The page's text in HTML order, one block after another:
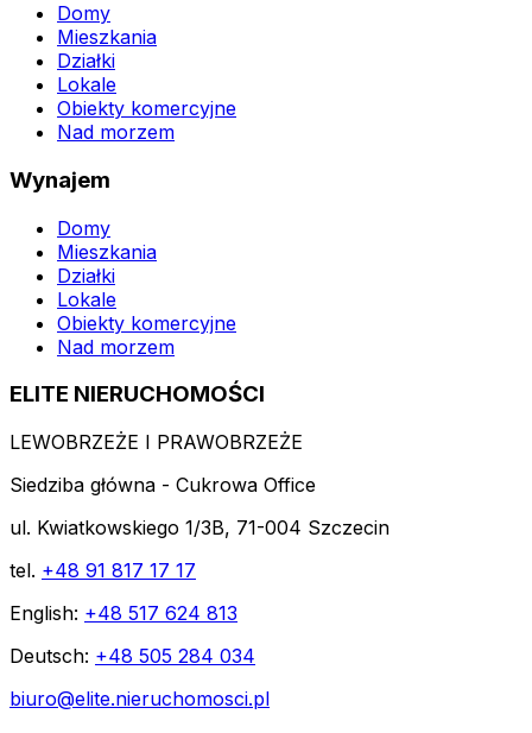
Domy
Mieszkania
Działki
Lokale
Obiekty komercyjne
Nad morzem
Wynajem
Domy
Mieszkania
Działki
Lokale
Obiekty komercyjne
Nad morzem
ELITE NIERUCHOMOŚCI
LEWOBRZEŻE I PRAWOBRZEŻE
Siedziba główna - Cukrowa Office
ul. Kwiatkowskiego 1/3B, 71-004 Szczecin
tel. +48 91 817 17 17
English: +48 517 624 813
Deutsch: +48 505 284 034
biuro@elite.nieruchomosci.pl